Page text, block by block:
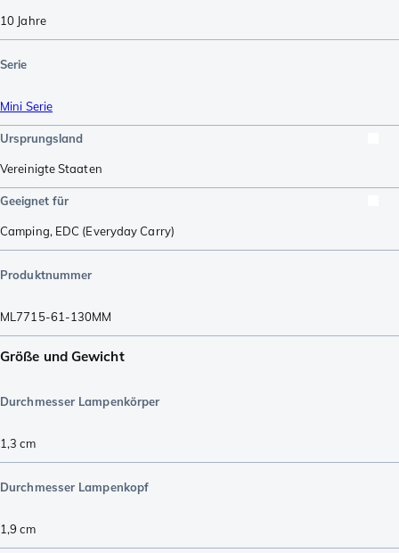
10 Jahre
Serie
Mini Serie
Ursprungsland
Vereinigte Staaten
Geeignet für
Camping, EDC (Everyday Carry)
Produktnummer
ML7715-61-130MM
Größe und Gewicht
Durchmesser Lampenkörper
1,3 cm
Durchmesser Lampenkopf
1,9 cm